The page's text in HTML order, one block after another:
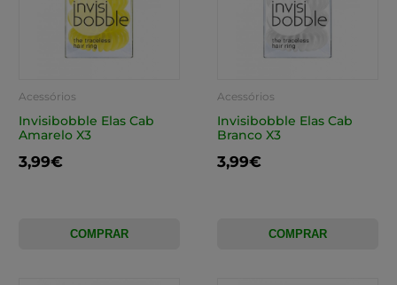
Acessórios
Invisibobble Elas Cab
Amarelo X3
3,99€
COMPRAR
Acessórios
Invisibobble Elas Cab
Branco X3
3,99€
COMPRAR